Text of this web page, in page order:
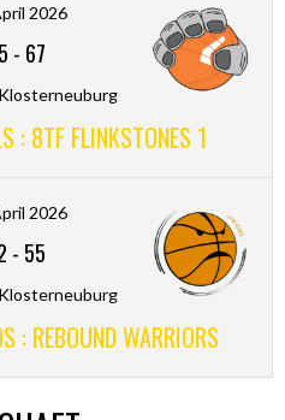
2026
- 67
: 8TF FLINKSTONES 1
2026
- 55
: REBOUND WARRIORS